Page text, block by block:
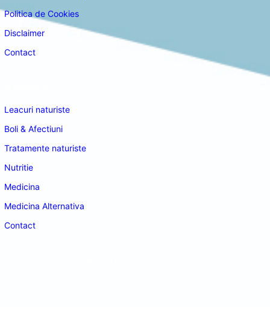
Politica de Cookies
Disclaimer
Contact
Leacuri naturiste
Boli & Afectiuni
Tratamente naturiste
Nutritie
Medicina
Medicina Alternativa
Contact